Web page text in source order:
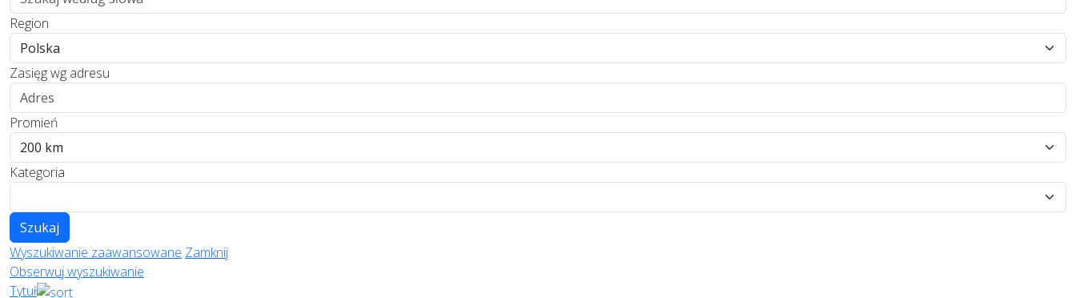
Region
Zasięg wg adresu
Promień
Kategoria
Szukaj
Wyszukiwanie zaawansowane Zamknij
Obserwuj wyszukiwanie
Tytuł